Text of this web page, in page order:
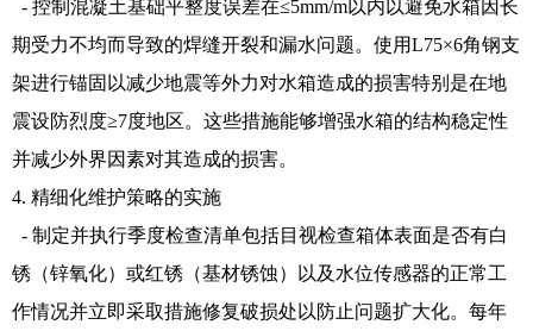
- 控制混凝土基础平整度误差在≤5mm/m以内以避免水箱因长
期受力不均而导致的焊缝开裂和漏水问题。使用L75×6角钢支
架进行锚固以减少地震等外力对水箱造成的损害特别是在地
震设防烈度≥7度地区。这些措施能够增强水箱的结构稳定性
并减少外界因素对其造成的损害。
4. 精细化维护策略的实施
- 制定并执行季度检查清单包括目视检查箱体表面是否有白
锈（锌氧化）或红锈（基材锈蚀）以及水位传感器的正常工
作情况并立即采取措施修复破损处以防止问题扩大化。每年